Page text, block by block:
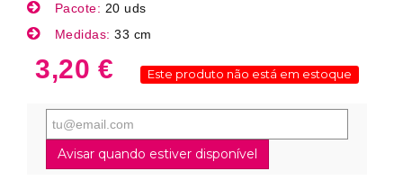
Pacote: 20 uds
Medidas: 33 cm
3,20 € Este produto não está em estoque
Avisar quando estiver disponível